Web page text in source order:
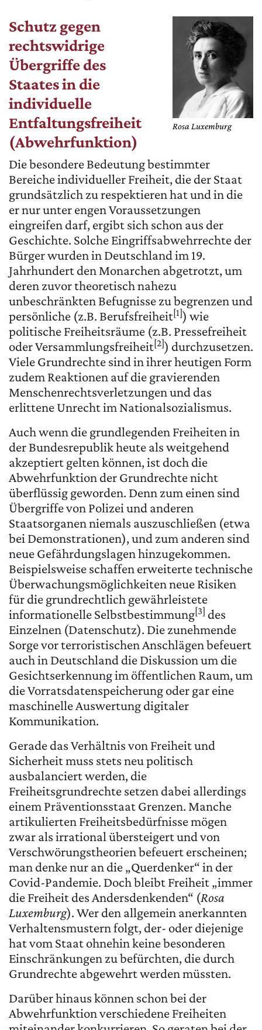
Rosa Luxemburg
Schutz gegen
rechtswidrige
Übergriffe des
Staates in die
individuelle
Entfaltungsfreiheit
(Abwehrfunktion)
Die besondere Bedeutung bestimmter
Bereiche individueller Freiheit, die der Staat
grundsätzlich zu respektieren hat und in die
er nur unter engen Voraussetzungen
eingreifen darf, ergibt sich schon aus der
Geschichte. Solche Eingriffsabwehrrechte der
Bürger wurden in Deutschland im 19.
Jahrhundert den Monarchen abgetrotzt, um
deren zuvor theoretisch nahezu
unbeschränkten Befugnisse zu begrenzen und
persönliche (z.B. Berufsfreiheit[1]) wie
politische Freiheitsräume (z.B. Pressefreiheit
oder Versammlungsfreiheit[2]) durchzusetzen.
Viele Grundrechte sind in ihrer heutigen Form
zudem Reaktionen auf die gravierenden
Menschenrechtsverletzungen und das
erlittene Unrecht im Nationalsozialismus.
Auch wenn die grundlegenden Freiheiten in
der Bundesrepublik heute als weitgehend
akzeptiert gelten können, ist doch die
Abwehrfunktion der Grundrechte nicht
überflüssig geworden. Denn zum einen sind
Übergriffe von Polizei und anderen
Staatsorganen niemals auszuschließen (etwa
bei Demonstrationen), und zum anderen sind
neue Gefährdungslagen hinzugekommen.
Beispielsweise schaffen erweiterte technische
Überwachungsmöglichkeiten neue Risiken
für die grundrechtlich gewährleistete
informationelle Selbstbestimmung[3] des
Einzelnen (Datenschutz). Die zunehmende
Sorge vor terroristischen Anschlägen befeuert
auch in Deutschland die Diskussion um die
Gesichtserkennung im öffentlichen Raum, um
die Vorratsdatenspeicherung oder gar eine
maschinelle Auswertung digitaler
Kommunikation.
Gerade das Verhältnis von Freiheit und
Sicherheit muss stets neu politisch
ausbalanciert werden, die
Freiheitsgrundrechte setzen dabei allerdings
einem Präventionsstaat Grenzen. Manche
artikulierten Freiheitsbedürfnisse mögen
zwar als irrational übersteigert und von
Verschwörungstheorien befeuert erscheinen;
man denke nur an die „Querdenker“ in der
Covid-Pandemie. Doch bleibt Freiheit „immer
die Freiheit des Andersdenkenden“ (Rosa
Luxemburg). Wer den allgemein anerkannten
Verhaltensmustern folgt, der- oder diejenige
hat vom Staat ohnehin keine besonderen
Einschränkungen zu befürchten, die durch
Grundrechte abgewehrt werden müssten.
Darüber hinaus können schon bei der
Abwehrfunktion verschiedene Freiheiten